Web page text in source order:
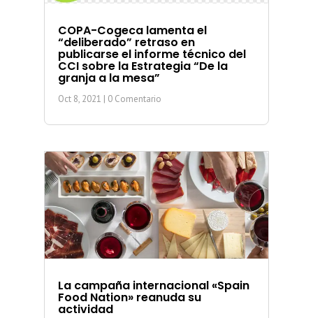
COPA-Cogeca lamenta el
“deliberado” retraso en
publicarse el informe técnico del
CCI sobre la Estrategia “De la
granja a la mesa”
Oct 8, 2021 | 0 Comentario
La campaña internacional «Spain
Food Nation» reanuda su
actividad